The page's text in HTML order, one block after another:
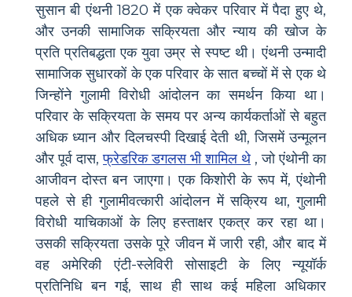
सुसान बी एंथनी 1820 में एक क्वेकर परिवार में पैदा हुए थे,
और उनकी सामाजिक सक्रियता और न्याय की खोज के
प्रति प्रतिबद्धता एक युवा उम्र से स्पष्ट थी। एंथनी उन्मादी
सामाजिक सुधारकों के एक परिवार के सात बच्चों में से एक थे
जिन्होंने गुलामी विरोधी आंदोलन का समर्थन किया था।
परिवार के सक्रियता के समय पर अन्य कार्यकर्ताओं से बहुत
अधिक ध्यान और दिलचस्पी दिखाई देती थी, जिसमें उन्मूलन
और पूर्व दास,फ्रेडरिक डगलस भी शामिल थे , जो एंथोनी का
आजीवन दोस्त बन जाएगा। एक किशोरी के रूप में, एंथोनी
पहले से ही गुलामीवत्कारी आंदोलन में सक्रिय था, गुलामी
विरोधी याचिकाओं के लिए हस्ताक्षर एकत्र कर रहा था।
उसकी सक्रियता उसके पूरे जीवन में जारी रही, और बाद में
वह अमेरिकी एंटी-स्लेविरी सोसाइटी के लिए न्यूयॉर्क
प्रतिनिधि बन गई, साथ ही साथ कई महिला अधिकार